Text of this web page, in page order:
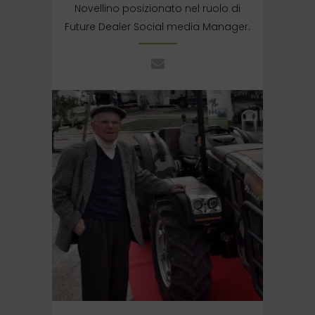
Novellino posizionato nel ruolo di
Future Dealer Social media Manager.